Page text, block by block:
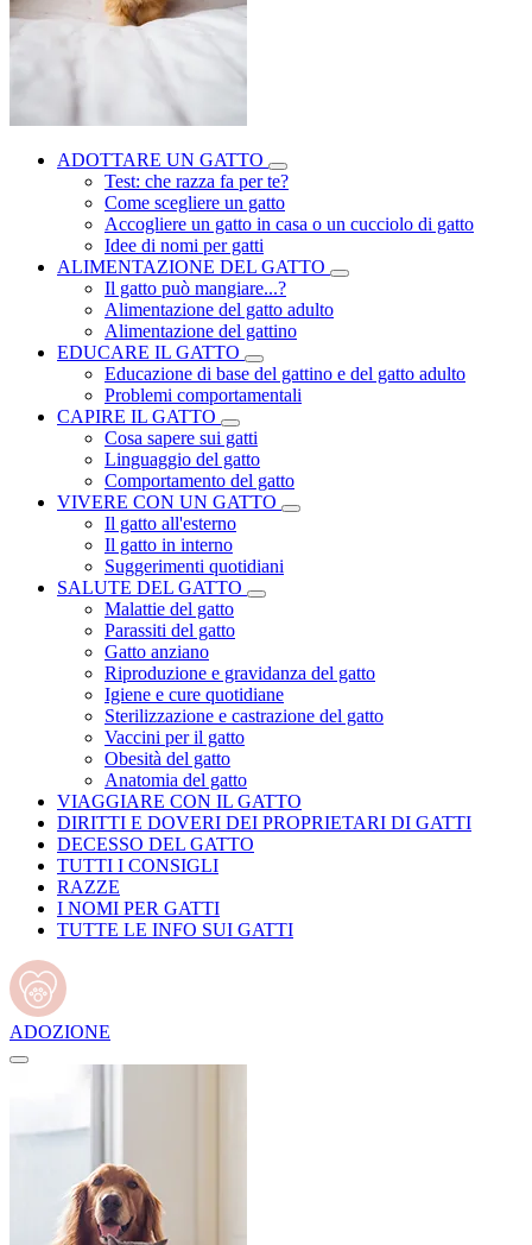
ADOTTARE UN GATTO
Test: che razza fa per te?
Come scegliere un gatto
Accogliere un gatto in casa o un cucciolo di gatto
Idee di nomi per gatti
ALIMENTAZIONE DEL GATTO
Il gatto può mangiare...?
Alimentazione del gatto adulto
Alimentazione del gattino
EDUCARE IL GATTO
Educazione di base del gattino e del gatto adulto
Problemi comportamentali
CAPIRE IL GATTO
Cosa sapere sui gatti
Linguaggio del gatto
Comportamento del gatto
VIVERE CON UN GATTO
Il gatto all'esterno
Il gatto in interno
Suggerimenti quotidiani
SALUTE DEL GATTO
Malattie del gatto
Parassiti del gatto
Gatto anziano
Riproduzione e gravidanza del gatto
Igiene e cure quotidiane
Sterilizzazione e castrazione del gatto
Vaccini per il gatto
Obesità del gatto
Anatomia del gatto
VIAGGIARE CON IL GATTO
DIRITTI E DOVERI DEI PROPRIETARI DI GATTI
DECESSO DEL GATTO
TUTTI I CONSIGLI
RAZZE
I NOMI PER GATTI
TUTTE LE INFO SUI GATTI
ADOZIONE